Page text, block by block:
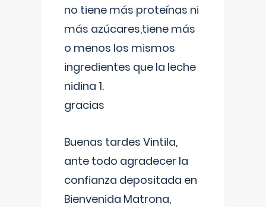
no tiene más proteínas ni
más azúcares,tiene más
o menos los mismos
ingredientes que la leche
nidina 1.
gracias
Buenas tardes Vintila,
ante todo agradecer la
confianza depositada en
Bienvenida Matrona,